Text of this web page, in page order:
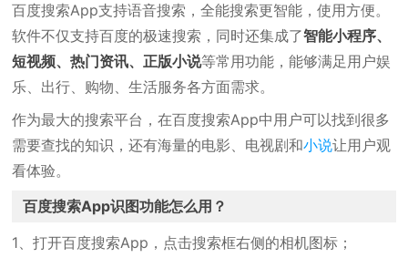
百度搜索App支持语音搜索，全能搜索更智能，使用方便。
软件不仅支持百度的极速搜索，同时还集成了智能小程序、
短视频、热门资讯、正版小说等常用功能，能够满足用户娱
乐、出行、购物、生活服务各方面需求。
作为最大的搜索平台，在百度搜索App中用户可以找到很多
需要查找的知识，还有海量的电影、电视剧和小说让用户观
看体验。
百度搜索App识图功能怎么用？
1、打开百度搜索App，点击搜索框右侧的相机图标；